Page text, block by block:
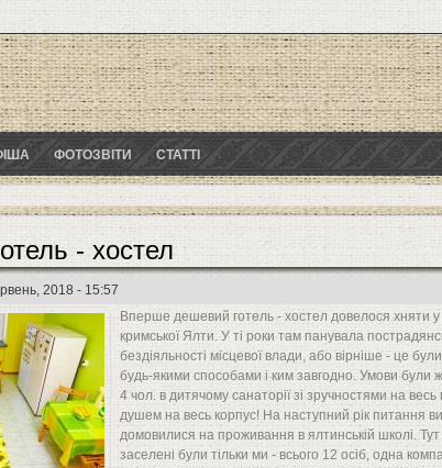
ФОТОЗВІТИ СТАТТІ
- хостел
2018 - 15:57
Вперше дешевий готель - хостел довелося хняти у
кримської Ялти. У ті роки там панувала
бездіяльності місцевої влади, або вірніше - це
будь-якими способами і ким завгодно. Умови були
4 чол. в дитячому санаторії зі зручностями на весь
душем на весь корпус! На наступний рік питання
домовилися на проживання в ялтинській школі.
заселені були тільки ми - всього 12 осіб, одна